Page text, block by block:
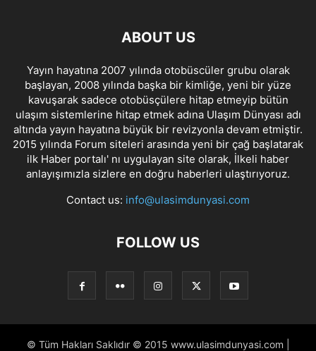
ABOUT US
Yayın hayatına 2007 yılında otobüscüler grubu olarak
başlayan, 2008 yılında başka bir kimliğe, yeni bir yüze
kavuşarak sadece otobüsçülere hitap etmeyip bütün
ulaşım sistemlerine hitap etmek adına Ulaşım Dünyası adı
altında yayın hayatına büyük bir revizyonla devam etmiştir.
2015 yılında Forum siteleri arasında yeni bir çağ başlatarak
ilk Haber portalı' nı uygulayan site olarak, İlkeli haber
anlayışımızla sizlere en doğru haberleri ulaştırıyoruz.
Contact us: info@ulasimdunyasi.com
FOLLOW US
© Tüm Hakları Saklıdır © 2015 www.ulasimdunyasi.com |